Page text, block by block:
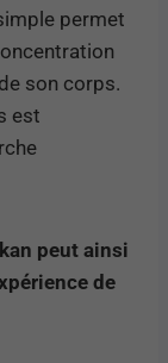
permet
son corps.
est
peut ainsi
de